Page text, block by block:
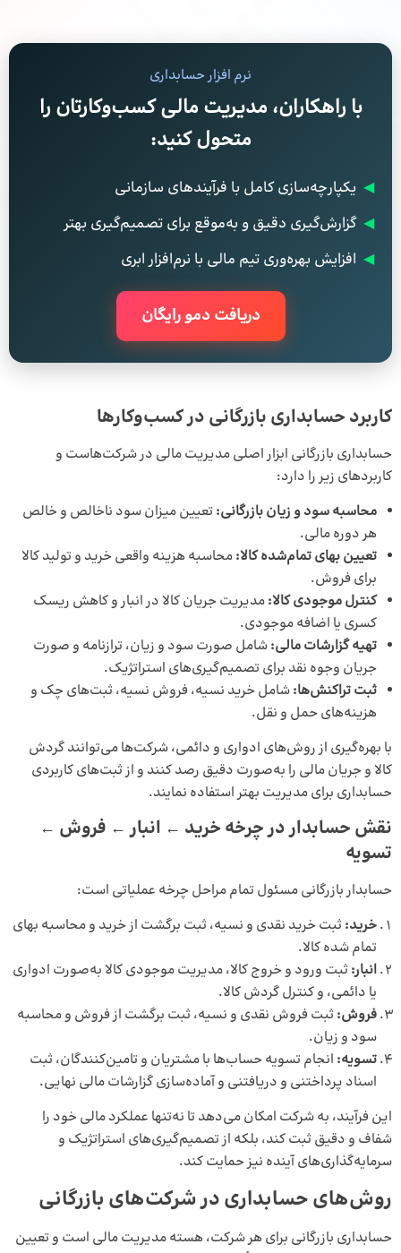
نرم افزار حسابداری
با راهکاران، مدیریت مالی کسب‌وکارتان را
متحول کنید:
◀ یکپارچه‌سازی کامل با فرآیندهای سازمانی
◀ گزارش‌گیری دقیق و به‌موقع برای تصمیم‌گیری بهتر
◀ افزایش بهره‌وری تیم مالی با نرم‌افزار ابری
دریافت دمو رایگان
کاربرد حسابداری بازرگانی در کسب‌وکارها
حسابداری بازرگانی ابزار اصلی مدیریت مالی در شرکت‌هاست و
کاربردهای زیر را دارد:
محاسبه سود و زیان بازرگانی: تعیین میزان سود ناخالص و خالص
هر دوره مالی.
تعیین بهای تمام‌شده کالا:محاسبه هزینه واقعی خرید و تولید کالا
برای فروش.
کنترل موجودی کالا:مدیریت جریان کالا در انبار و کاهش ریسک
کسری یا اضافه موجودی.
تهیه گزارشات مالی:شامل صورت سود و زیان، ترازنامه و صورت
جریان وجوه نقد برای تصمیم‌گیری‌های استراتژیک.
ثبت تراکنش‌ها:شامل خرید نسیه، فروش نسیه، ثبت‌های چک و
هزینه‌های حمل و نقل.
با بهره‌گیری از روش‌های ادواری و دائمی، شرکت‌ها می‌توانند گردش
کالا و جریان مالی را به‌صورت دقیق رصد کنند و از ثبت‌های کاربردی
حسابداری برای مدیریت بهتر استفاده نمایند.
نقش حسابدار در چرخه خرید ← انبار ← فروش ←
تسویه
حسابدار بازرگانی مسئول تمام مراحل چرخه عملیاتی است:
خرید: ثبت خرید نقدی و نسیه، ثبت برگشت از خرید ومحاسبه بهای
تمام‌ شده کالا.
انبار: ثبت ورود و خروج کالا، مدیریت موجودی کالا به‌صورت ادواری
یا دائمی، و کنترل گردش کالا.
فروش: ثبت فروش نقدی و نسیه، ثبت برگشت از فروش و محاسبه
سود و زیان.
تسویه: انجام تسویه حساب‌ها با مشتریان و تامین‌کنندگان، ثبت
اسناد پرداختنی و دریافتنی و آماده‌سازی گزارشات مالی نهایی.
این فرآیند، به شرکت امکان می‌دهد تا نه‌تنها عملکرد مالی خود را
شفاف و دقیق ثبت کند، بلکه از تصمیم‌گیری‌های استراتژیک و
سرمایه‌گذاری‌های آینده نیز حمایت کند.
روش‌های حسابداری در شرکت‌های بازرگانی
حسابداری بازرگانی برای هر شرکت، هسته مدیریت مالی است و تعیین